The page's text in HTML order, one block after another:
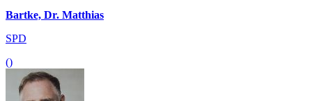
Bartke, Dr. Matthias
SPD
()